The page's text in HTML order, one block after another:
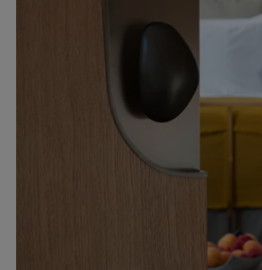
Hôtel Ermitage
Hôtel La Verniaz
Evian Resort Golf Club